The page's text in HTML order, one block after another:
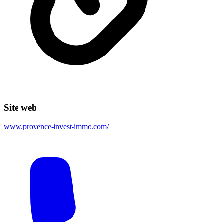
Site web
www.provence-invest-immo.com/